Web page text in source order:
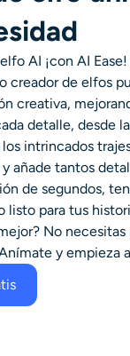
elfo AI ¡con AI
creador de elfos
creativa,
detalle, desde
intrincados
y añade tantos
de segundos,
listo para tus
No necesitas
y empieza